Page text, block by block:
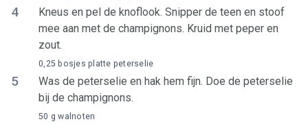
4
Kneus en pel de knoflook. Snipper de teen en stoof
mee aan met de champignons. Kruid met peper en
zout.
5
Was de peterselie en hak hem fijn. Doe de peterselie
bij de champignons.
0,25 bosjes platte peterselie
50 g walnoten